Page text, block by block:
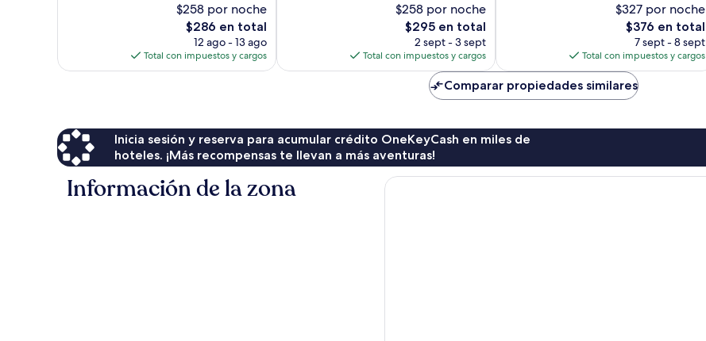
$258 por noche
El
precio
actual
es
$286 en total
12 ago - 13 ago
Total con impuestos y cargos
$258 por noche
El
precio
actual
es
$295 en total
2 sept - 3 sept
Total con impuestos y cargos
$327 por noche
El
precio
actual
es
de
$376
$376 en total
7 sept - 8 sept
Total con impuestos y cargos
Comparar propiedades similares
Inicia sesión y reserva para acumular crédito OneKeyCash en miles de
hoteles. ¡Más recompensas te llevan a más aventuras!
Información de la zona